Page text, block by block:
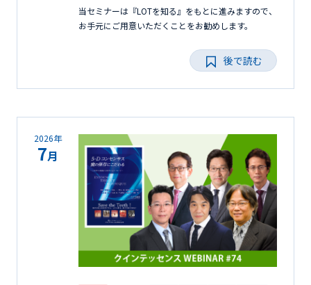
当セミナーは『LOTを知る』をもとに進みますので、
お手元にご用意いただくことをお勧めします。
後で読む
2026年
7月